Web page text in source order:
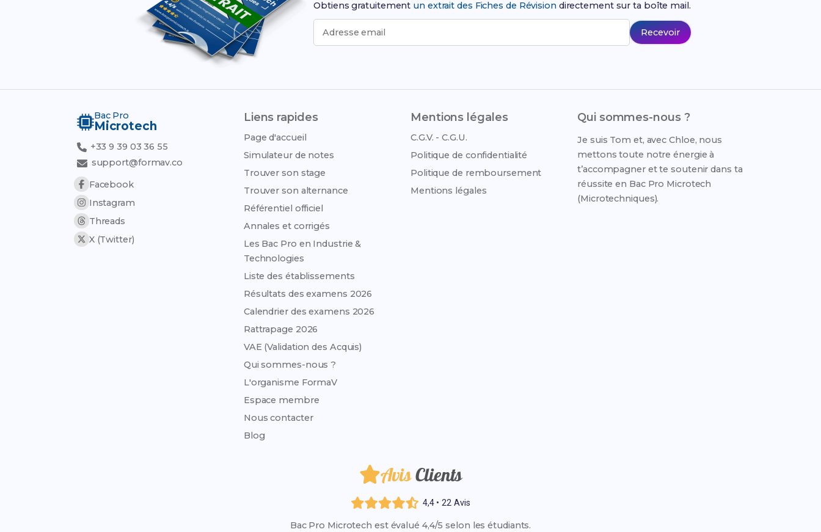
Obtiens gratuitement un extrait des Fiches de Révisiondirectement sur ta boîte mail.
Adresse email Recevoir
Bac Pro
Microtech
+33 9 39 03 36 55
support@formav.co
Facebook
Instagram
Threads
X (Twitter)
Liens rapides
Page d'accueil
Simulateur de notes
Trouver son stage
Trouver son alternance
Référentiel officiel
Annales et corrigés
Les Bac Pro en Industrie &
Technologies
Liste des établissements
Résultats des examens 2026
Calendrier des examens 2026
Rattrapage 2026
VAE (Validation des Acquis)
Qui sommes-nous ?
L'organisme FormaV
Espace membre
Nous contacter
Blog
Mentions légales
C.G.V. - C.G.U.
Politique de confidentialité
Politique de remboursement
Mentions légales
Qui sommes-nous ?
Je suis Tom et, avec Chloe, nous
mettons toute notre énergie à
t’accompagner et te soutenir dans ta
réussite en Bac Pro Microtech
(Microtechniques).
AvisClients
4,4 • 22 Avis
Bac Pro Microtech est évalué 4,4/5 selon les étudiants.